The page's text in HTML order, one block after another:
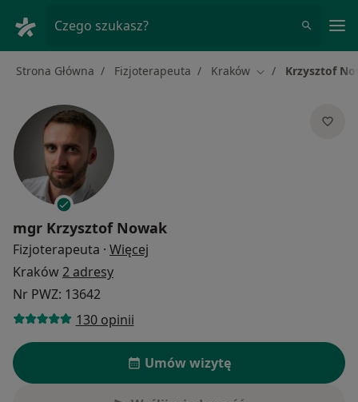
Czego szukasz?
Strona Główna Fizjoterapeuta Kraków Zmień miasto
Krzysztof
mgr Krzysztof Nowak
Fizjoterapeuta · Więcej
Kraków2 adresy
Nr PWZ: 13642
130 opinii
Umów wizytę